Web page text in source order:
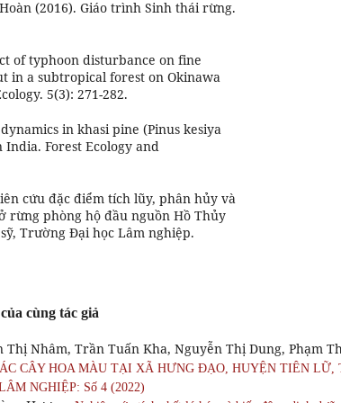
(2016). Giáo trình Sinh thái rừng.
of typhoon disturbance on fine
a subtropical forest on Okinawa
5(3): 271-282.
in khasi pine (Pinus kesiya
Forest Ecology and
cứu đặc điểm tích lũy, phân hủy và
phòng hộ đầu nguồn Hồ Thủy
Trường Đại học Lâm nghiệp.
cùng tác giả
Nhâm, Trần Tuấn Kha, Nguyễn Thị Dung, Phạm
CÂY HOA MÀU TẠI XÃ HƯNG ĐẠO, HUYỆN TIÊN LỮ,
NGHIỆP: Số 4 (2022)